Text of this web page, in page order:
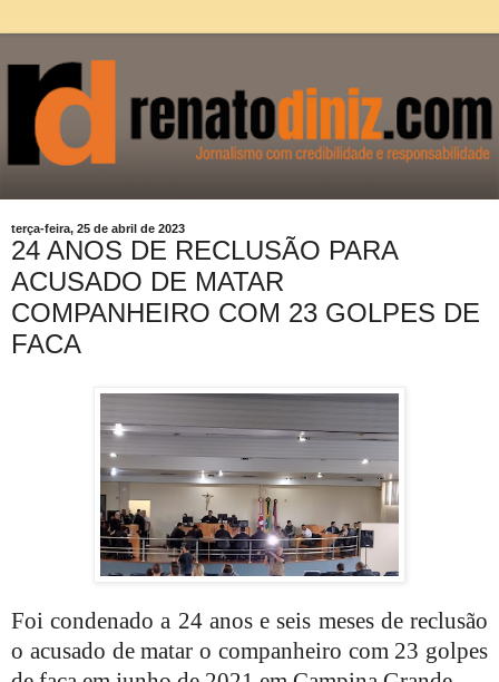
terça-feira, 25 de abril de 2023
24 ANOS DE RECLUSÃO PARA
ACUSADO DE MATAR
COMPANHEIRO COM 23 GOLPES DE
FACA
Foi condenado a 24 anos e seis meses de reclusão
o acusado de matar o companheiro com 23 golpes